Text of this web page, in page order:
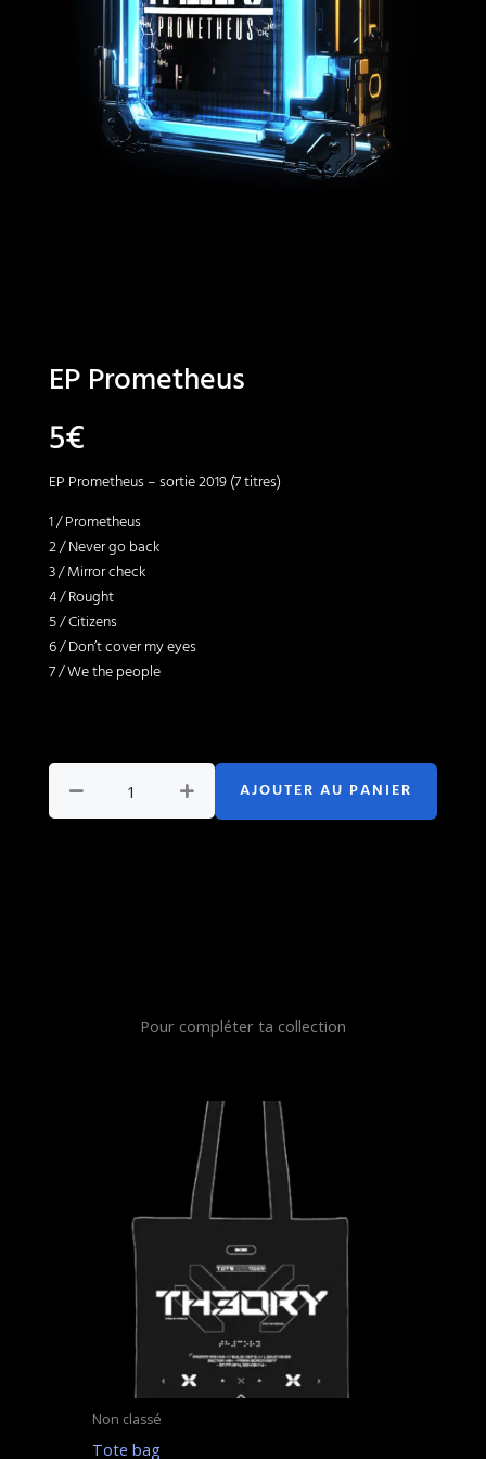
EP Prometheus
5€
EP Prometheus – sortie 2019 (7 titres)
1 / Prometheus
2 / Never go back
3 / Mirror check
4 / Rought
5 / Citizens
6 / Don’t cover my eyes
7 / We the people
de
Prometheus
AJOUTER AU PANIER
Pour compléter ta collection
Non classé
Tote bag